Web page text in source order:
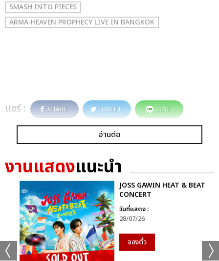
SMASH INTO PIECES
ARMA-HEAVEN PROPHECY LIVE IN BANGKOK
แชร์ : SHARE TWEET LINE
อ่านต่อ
งานแสดงแนะนำ
JOSS GAWIN HEAT & BEAT
CONCERT
วันที่แสดง :
28/07/26
จองตั๋ว